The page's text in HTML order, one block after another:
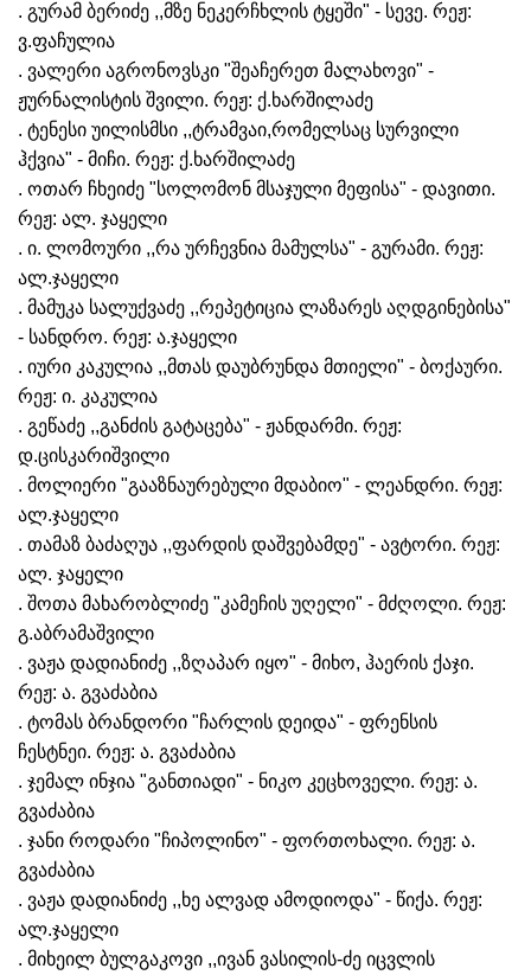
. გურამ ბერიძე ,,მზე ნეკერჩხლის ტყეში" - სევე. რეჟ:
ვ.ფაჩულია
. ვალერი აგრონოვსკი "შეაჩერეთ მალახოვი" -
ჟურნალისტის შვილი. რეჟ: ქ.ხარშილაძე
. ტენესი უილისმსი ,,ტრამვაი,რომელსაც სურვილი
ჰქვია" - მიჩი. რეჟ: ქ.ხარშილაძე
. ოთარ ჩხეიძე "სოლომონ მსაჯული მეფისა" - დავითი.
რეჟ: ალ. ჯაყელი
. ი. ლომოური ,,რა ურჩევნია მამულსა" - გურამი. რეჟ:
ალ.ჯაყელი
. მამუკა სალუქვაძე ,,რეპეტიცია ლაზარეს აღდგინებისა"
- სანდრო. რეჟ: ა.ჯაყელი
. იური კაკულია ,,მთას დაუბრუნდა მთიელი" - ბოქაური.
რეჟ: ი. კაკულია
. გეწაძე ,,განძის გატაცება" - ჟანდარმი. რეჟ:
დ.ცისკარიშვილი
. მოლიერი "გააზნაურებული მდაბიო" - ლეანდრი. რეჟ:
ალ.ჯაყელი
. თამაზ ბაძაღუა ,,ფარდის დაშვებამდე" - ავტორი. რეჟ:
ალ. ჯაყელი
. შოთა მახარობლიძე "კამეჩის უღელი" - მძღოლი. რეჟ:
გ.აბრამაშვილი
. ვაჟა დადიანიძე ,,ზღაპარ იყო" - მიხო, ჰაერის ქაჯი.
რეჟ: ა. გვაძაბია
. ტომას ბრანდორი "ჩარლის დეიდა" - ფრენსის
ჩესტნეი. რეჟ: ა. გვაძაბია
. ჯემალ ინჯია "განთიადი" - ნიკო კეცხოველი. რეჟ: ა.
გვაძაბია
. ჯანი როდარი "ჩიპოლინო" - ფორთოხალი. რეჟ: ა.
გვაძაბია
. ვაჟა დადიანიძე ,,ხე ალვად ამოდიოდა" - წიქა. რეჟ:
ალ.ჯაყელი
. მიხეილ ბულგაკოვი ,,ივან ვასილის-ძე იცვლის